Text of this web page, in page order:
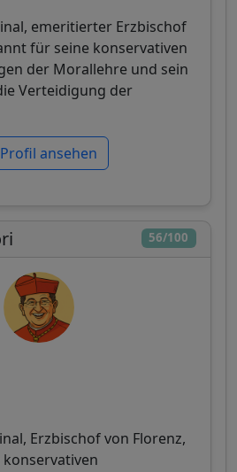
emeritierter Erzbischof
für seine konservativen
der Morallehre und sein
Verteidigung der
Profil ansehen
56/100
Erzbischof von Florenz,